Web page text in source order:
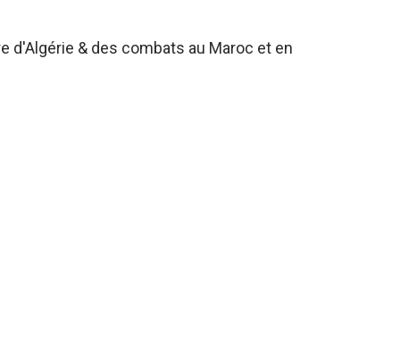
d'Algérie & des combats au Maroc et en